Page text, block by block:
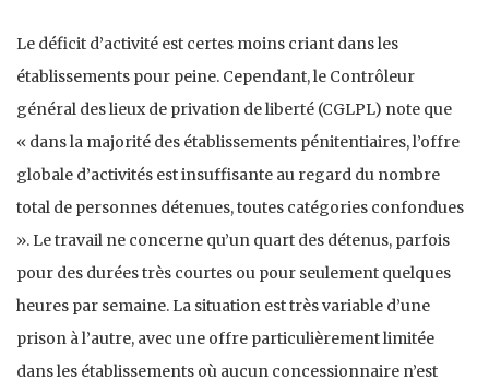
Le déficit d’activité est certes moins criant dans les
établissements pour peine. Cependant, le Contrôleur
général des lieux de privation de liberté (CGLPL) note que
« dans la majorité des établissements pénitentiaires, l’offre
globale d’activités est insuffisante au regard du nombre
total de personnes détenues, toutes catégories confondues
». Le travail ne concerne qu’un quart des détenus, parfois
pour des durées très courtes ou pour seulement quelques
heures par semaine. La situation est très variable d’une
prison à l’autre, avec une offre particulièrement limitée
dans les établissements où aucun concessionnaire n’est